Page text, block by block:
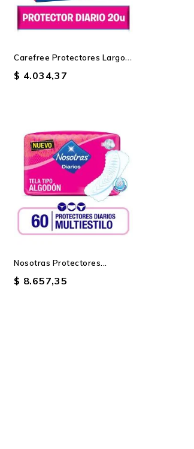
C
Arefree Protectores Largos...
$ 4.034,37
Nosotras Protectores...
$ 8.657,35